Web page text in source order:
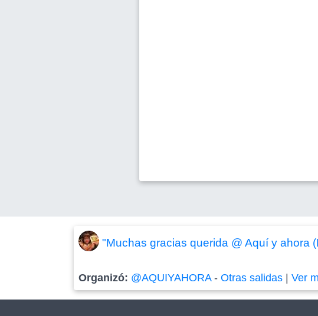
"Muchas gracias querida @ Aquí y ahora
Organizó: @AQUIYAHORA-Otras salidas |Ver